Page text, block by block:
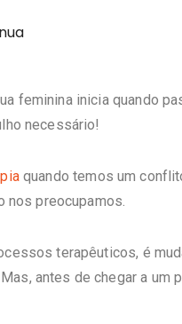
feminina inicia quando
necessário!
quando temos um
nos preocupamos.
terapêuticos, é
antes de chegar a um